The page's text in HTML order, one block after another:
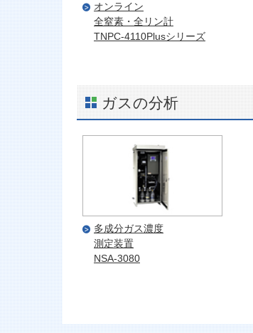
オンライン
全窒素・全リン計
TNPC-4110Plusシリーズ
ガスの分析
多成分ガス濃度
測定装置
NSA-3080